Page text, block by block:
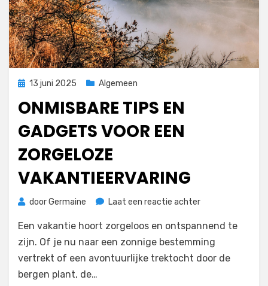
Geplaatst
13 juni 2025 Algemeen
ONMISBARE TIPS EN
GADGETS VOOR EEN
ZORGELOZE
VAKANTIEERVARING
doorGermaine Laat een reactie achterop
tips
en
gadgets
Een vakantie hoort zorgeloos en ontspannend te
zijn. Of je nu naar een zonnige bestemming
vertrekt of een avontuurlijke trektocht door de
bergen plant, de…